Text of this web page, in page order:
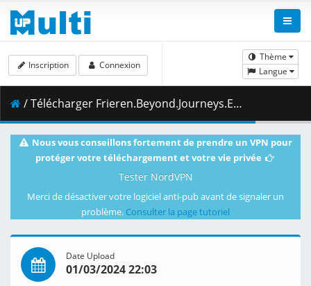
Thème
Langue
Inscription Connexion
/ Télécharger Frieren.Beyond.Journeys.End.S01E23.1080p.WEBRip.x265.DDP.2.0-ZeroBuild.mkv.003 ( 454.98 MB )
Nous vous conseillons fortement de prendre un VPN pour
protéger votre téléchargement et votre vie privée
Tester NordVPN
Merci de désactiver votre logiciel anti-pub avant de signaler un
problème. Consulter la page tutoriel
Date Upload
01/03/2024 22:03